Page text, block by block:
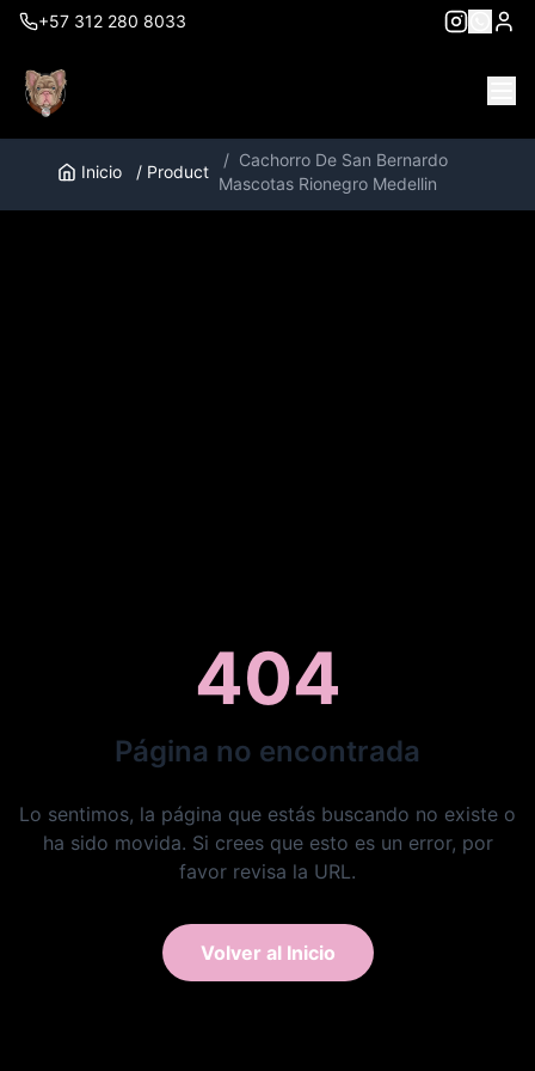
+57 312 280 8033
Inicio / Product
/ Cachorro De San Bernardo
Mascotas Rionegro Medellin
404
Página no encontrada
Lo sentimos, la página que estás buscando no existe o
ha sido movida. Si crees que esto es un error, por
favor revisa la URL.
Volver al Inicio